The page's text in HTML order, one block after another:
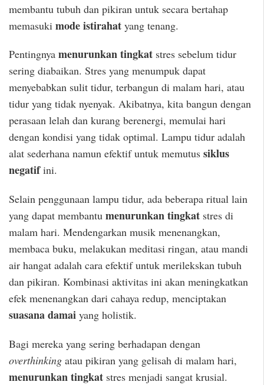
membantu tubuh dan pikiran untuk secara bertahap
memasuki mode istirahat yang tenang.
Pentingnya menurunkan tingkat stres sebelum tidur
sering diabaikan. Stres yang menumpuk dapat
menyebabkan sulit tidur, terbangun di malam hari, atau
tidur yang tidak nyenyak. Akibatnya, kita bangun dengan
perasaan lelah dan kurang berenergi, memulai hari
dengan kondisi yang tidak optimal. Lampu tidur adalah
alat sederhana namun efektif untuk memutus siklus
negatifini.
Selain penggunaan lampu tidur, ada beberapa ritual lain
yang dapat membantu menurunkan tingkat stres di
malam hari. Mendengarkan musik menenangkan,
membaca buku, melakukan meditasi ringan, atau mandi
air hangat adalah cara efektif untuk merilekskan tubuh
dan pikiran. Kombinasi aktivitas ini akan meningkatkan
efek menenangkan dari cahaya redup, menciptakan
suasana damai yang holistik.
Bagi mereka yang sering berhadapan dengan
overthinking atau pikiran yang gelisah di malam hari,
menurunkan tingkat stres menjadi sangat krusial.